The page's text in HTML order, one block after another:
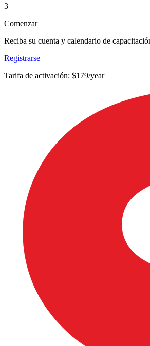
3
Comenzar
Reciba su cuenta y calendario de
Registrarse
Tarifa de activación: $179/year